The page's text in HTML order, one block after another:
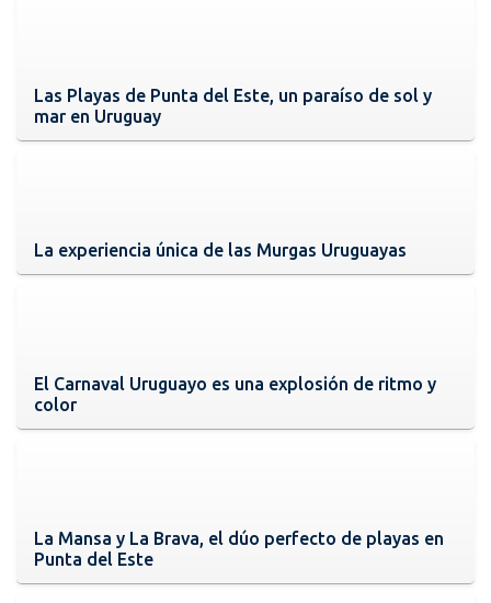
Las Playas de Punta del Este, un paraíso de sol y
mar en Uruguay
La experiencia única de las Murgas Uruguayas
El Carnaval Uruguayo es una explosión de ritmo y
color
La Mansa y La Brava, el dúo perfecto de playas en
Punta del Este